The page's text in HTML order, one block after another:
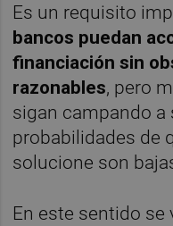
Es un requisito
bancos puedan
financiación sin
razonables, pero
sigan campando a
probabilidades de
solucione son
En este sentido se